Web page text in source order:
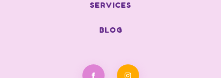
SERVICES
BLOG
Facebook Instagram